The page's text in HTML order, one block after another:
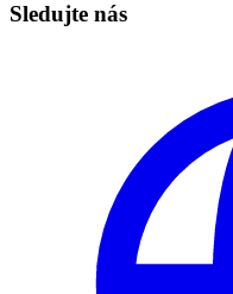
Sledujte nás